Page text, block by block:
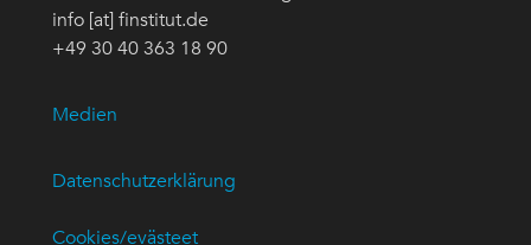
info [at] finstitut.de
+49 30 40 363 18 90
Medien
Datenschutzerklärung
Cookies/evästeet